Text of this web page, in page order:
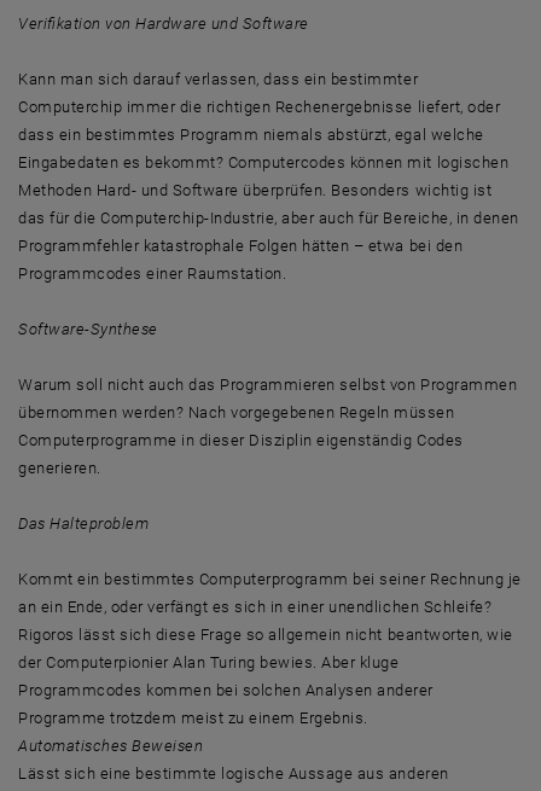
Verifikation von Hardware und Software
Kann man sich darauf verlassen, dass ein bestimmter
Computerchip immer die richtigen Rechenergebnisse liefert, oder
dass ein bestimmtes Programm niemals abstürzt, egal welche
Eingabedaten es bekommt? Computercodes können mit logischen
Methoden Hard- und Software überprüfen. Besonders wichtig ist
das für die Computerchip-Industrie, aber auch für Bereiche, in denen
Programmfehler katastrophale Folgen hätten – etwa bei den
Programmcodes einer Raumstation.
Software-Synthese
Warum soll nicht auch das Programmieren selbst von Programmen
übernommen werden? Nach vorgegebenen Regeln müssen
Computerprogramme in dieser Disziplin eigenständig Codes
generieren.
Das Halteproblem
Kommt ein bestimmtes Computerprogramm bei seiner Rechnung je
an ein Ende, oder verfängt es sich in einer unendlichen Schleife?
Rigoros lässt sich diese Frage so allgemein nicht beantworten, wie
der Computerpionier Alan Turing bewies. Aber kluge
Programmcodes kommen bei solchen Analysen anderer
Programme trotzdem meist zu einem Ergebnis.
Automatisches Beweisen
Lässt sich eine bestimmte logische Aussage aus anderen